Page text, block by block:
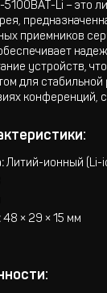
5100BAT-Li – это
приемников
устройств,
для стабильной
конференций,
Литий-ионный (Li-
48 × 29 × 15 мм